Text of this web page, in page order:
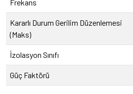
Frekans
Kararlı Durum Gerilim Düzenlemesi
(Maks)
İzolasyon Sınıfı
Güç Faktörü